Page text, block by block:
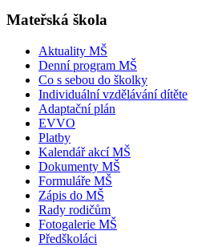
Mateřská škola
Aktuality MŠ
Denní program MŠ
Co s sebou do školky
Individuální vzdělávání dítěte
Adaptační plán
EVVO
Platby
Kalendář akcí MŠ
Dokumenty MŠ
Formuláře MŠ
Zápis do MŠ
Rady rodičům
Fotogalerie MŠ
Předškoláci